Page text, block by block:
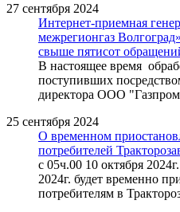
27 сентября 2024
Интернет-приемная
межрегионгаз
свыше пятисот
В настоящее время
поступивших
директора ООО
25 сентября 2024
О временном
потребителей
с 05ч.00 10 октября
2024г. будет временно
потребителям в